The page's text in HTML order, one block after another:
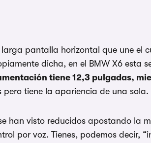
pantalla horizontal que une el
dicha, en el BMW X6 esta
tiene 12,3 pulgadas,
tiene la apariencia de una sola.
han visto reducidos apostando la
por voz. Tienes, podemos decir,